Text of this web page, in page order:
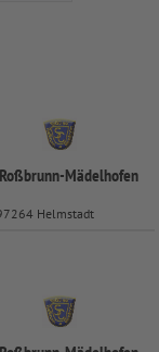
Mädelhofen
Helmstadt